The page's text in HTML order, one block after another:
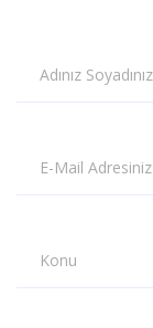
Adınız Soyadınız
E-Mail Adresiniz
Konu